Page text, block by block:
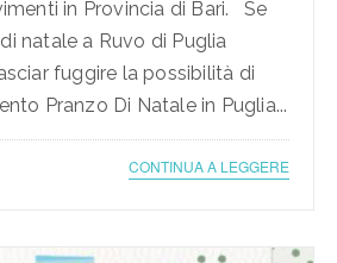
in Provincia di Bari. Se
natale a Ruvo di Puglia
fuggire la possibilità di
Pranzo Di Natale in Puglia...
CONTINUA A LEGGERE